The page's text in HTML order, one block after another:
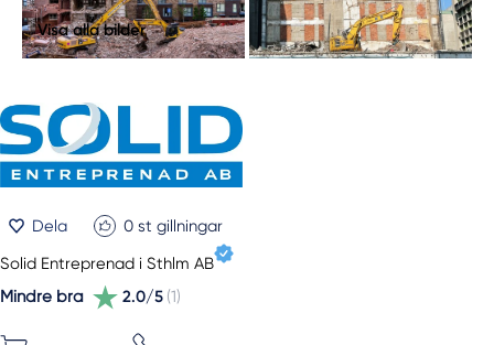
Visa alla bilder
Dela 0 st gillningar
Solid Entreprenad i Sthlm AB
Mindre bra
2.0/5 (1)